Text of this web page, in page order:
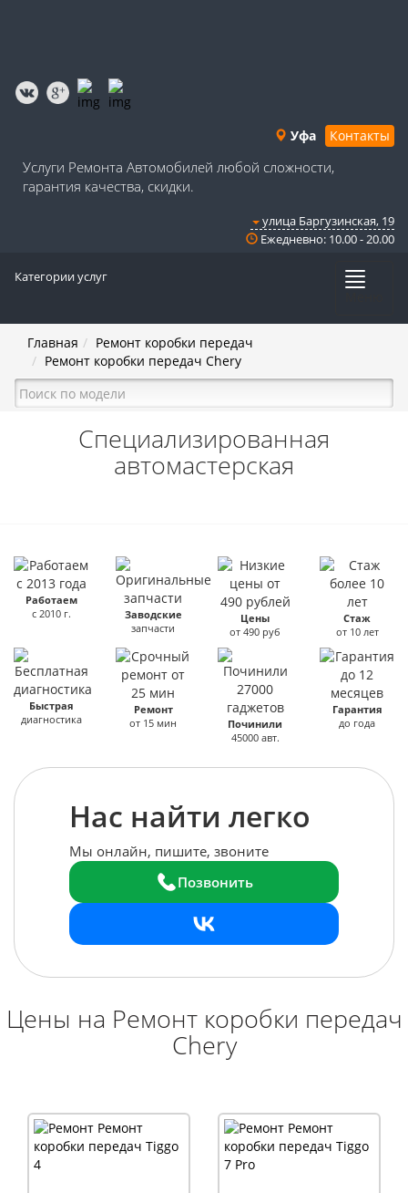
Уфа Контакты
Услуги Ремонта Автомобилей любой сложности,
гарантия качества, скидки.
улица Баргузинская, 19
Ежедневно: 10.00 - 20.00
Категории услуг
Главная
Ремонт коробки передач
Ремонт коробки передач Chery
Специализированная
автомастерская
Работаем
с 2010 г.
Заводские
запчасти
Цены
от 490 руб
Стаж
от 10 лет
Быстрая
диагностика
Ремонт
от 15 мин
Починили
45000 авт.
Гарантия
до года
Нас найти легко
Мы онлайн, пишите, звоните
Позвонить
Цены на Ремонт коробки передач
Chery